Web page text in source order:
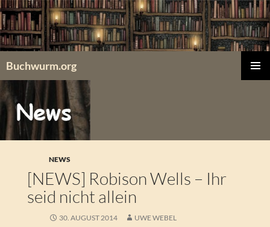
Zum
Inhalt
springen
Buchwurm.org
NEWS
[NEWS] Robison Wells – Ihr
seid nicht allein
30. AUGUST 2014 UWE WEBEL